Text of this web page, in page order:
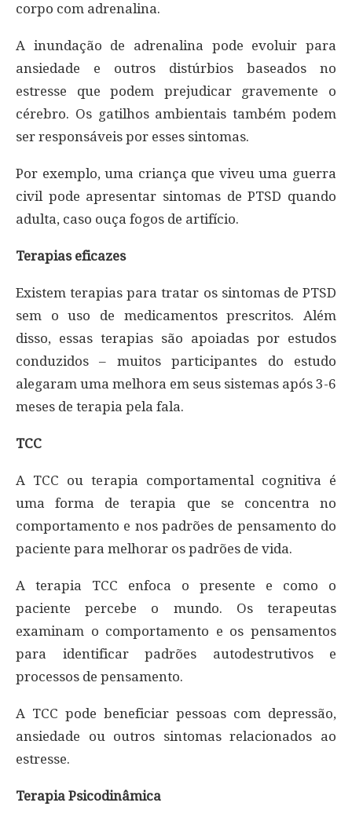
corpo com adrenalina.
A inundação de adrenalina pode evoluir para
ansiedade e outros distúrbios baseados no
estresse que podem prejudicar gravemente o
cérebro. Os gatilhos ambientais também podem
ser responsáveis por esses sintomas.
Por exemplo, uma criança que viveu uma guerra
civil pode apresentar sintomas de PTSD quando
adulta, caso ouça fogos de artifício.
Terapias eficazes
Existem terapias para tratar os sintomas de PTSD
sem o uso de medicamentos prescritos. Além
disso, essas terapias são apoiadas por estudos
conduzidos – muitos participantes do estudo
alegaram uma melhora em seus sistemas após 3-6
meses de terapia pela fala.
TCC
A TCC ou terapia comportamental cognitiva é
uma forma de terapia que se concentra no
comportamento e nos padrões de pensamento do
paciente para melhorar os padrões de vida.
A terapia TCC enfoca o presente e como o
paciente percebe o mundo. Os terapeutas
examinam o comportamento e os pensamentos
para identificar padrões autodestrutivos e
processos de pensamento.
A TCC pode beneficiar pessoas com depressão,
ansiedade ou outros sintomas relacionados ao
estresse.
Terapia Psicodinâmica